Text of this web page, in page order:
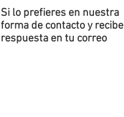
Si lo prefieres en nuestra
forma de contacto y recibe
respuesta en tu correo